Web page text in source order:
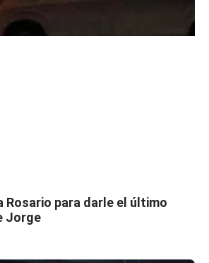
Rosario para darle el último
Jorge